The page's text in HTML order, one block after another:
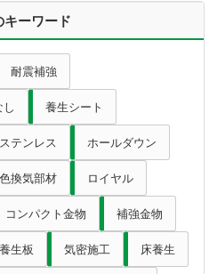
キーワード
耐震補強
養生シート
ステンレス ホールダウン
換気部材 ロイヤル
コンパクト金物 補強金物
養生板 気密施工 床養生